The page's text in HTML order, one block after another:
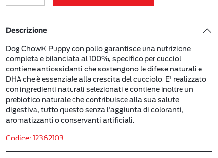
Descrizione
Dog Chow® Puppy con pollo garantisce una nutrizione
completa e bilanciata al 100%, specifico per cuccioli
contiene antiossidanti che sostengono le difese naturali e
DHA che è essenziale alla crescita del cucciolo. E' realizzato
con ingredienti naturali selezionati e contiene inoltre un
prebiotico naturale che contribuisce alla sua salute
digestiva, tutto questo senza l'aggiunta di coloranti,
aromatizzanti o conservanti artificiali.
Codice: 12362103